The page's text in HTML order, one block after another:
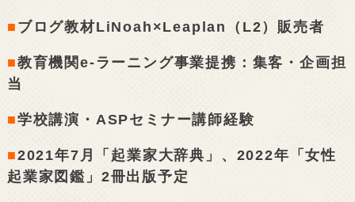
■ ブログ教材LiNoah×Leaplan（L2）販売者
■教育機関e-ラーニング事業提携：集客・企画担
当
■学校講演・ASPセミナー講師経験
■2021年7月「起業家大辞典」、2022年「女性
起業家図鑑」2冊出版予定